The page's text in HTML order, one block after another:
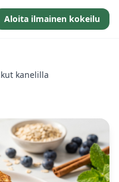
Aloita ilmainen kokeilu
kanelilla